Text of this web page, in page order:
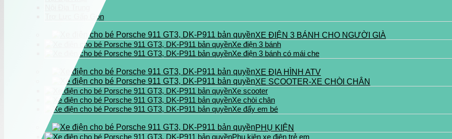
Trợ Lực Gấp Gọn
XE ĐIỆN 3 BÁNH CHO NGƯỜI GIÀ
Xe điện 3 bánh
Xe điện 3 bánh có mái che
XE ĐỊA HÌNH ATV
XE SCOOTER-XE CHÒI CHÂN
Xe scooter
Xe chòi chân
Xe đẩy em bé
PHỤ KIỆN
Phụ kiện xe điện trẻ em